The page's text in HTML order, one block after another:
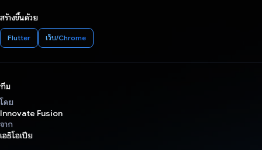
สร้างขึ้นด้วย
Flutter เว็บ/Chrome
ทีม
โดย
Innovate Fusion
จาก
เอธิโอเปีย